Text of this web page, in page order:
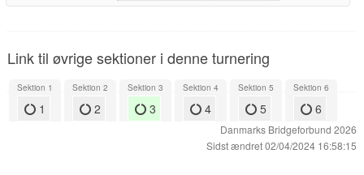
Link til øvrige sektioner i denne turnering
Sektion 1
1
Sektion 2
2
Sektion 3
3
Sektion 4
4
Sektion 5
5
Sektion 6
6
Danmarks Bridgeforbund 2026
Sidst ændret 02/04/2024 16:58:15